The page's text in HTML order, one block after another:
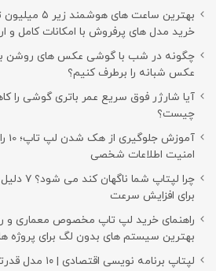
بهترین ساعت
خرید مدل های پرفروش با امکانات کامل و
چگونه در شب با گوشی عکس های روشن
عکس شبانه را برطرف کنیم؟
آیا شارژر فوق سریع عمر باتری گوشی را
چیست؟
امنیت اطلاعات شخصی
چرا
برای افزایش سرعت
بهترین سیستم های بدون لگ برای پروژه
لپتاپ برنامه